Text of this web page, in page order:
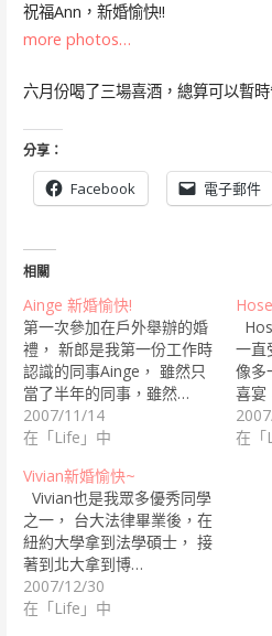
祝福Ann，新婚愉快!!
more photos…
六月份喝了三場喜酒，總算可以暫
分享：
Facebook 電子郵件
相關
Ainge 新婚愉快!
第一次參加在戶外舉辦的婚
禮， 新郎是我第一份工作時
認識的同事Ainge， 雖然只
當了半年的同事，雖然…
2007/11/14
在「Life」中
一直
像多
喜宴
在「
Vivian新婚愉快~
Vivian也是我眾多優秀同學
之一， 台大法律畢業後，在
紐約大學拿到法學碩士， 接
著到北大拿到博…
2007/12/30
在「Life」中